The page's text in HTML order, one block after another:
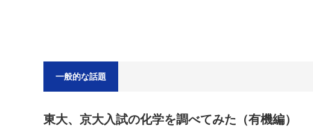
一般的な話題
東大、京大入試の化学を調べてみた（有機編）